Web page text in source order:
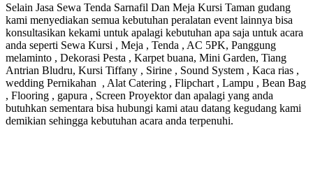
Selain Jasa Sewa Tenda Sarnafil Dan Meja Kursi Taman gudang
kami menyediakan semua kebutuhan peralatan event lainnya bisa
konsultasikan kekami untuk apalagi kebutuhan apa saja untuk acara
anda seperti Sewa Kursi , Meja , Tenda , AC 5PK, Panggung
melaminto , Dekorasi Pesta , Karpet buana, Mini Garden, Tiang
Antrian Bludru, Kursi Tiffany , Sirine , Sound System , Kaca rias ,
wedding Pernikahan , Alat Catering , Flipchart , Lampu , Bean Bag
, Flooring , gapura , Screen Proyektor dan apalagi yang anda
butuhkan sementara bisa hubungi kami atau datang kegudang kami
demikian sehingga kebutuhan acara anda terpenuhi.